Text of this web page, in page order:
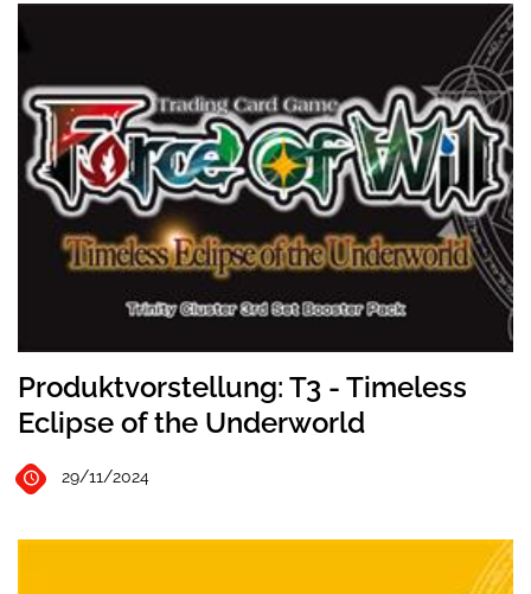
Produktvorstellung: T3 - Timeless
Eclipse of the Underworld
29/11/2024